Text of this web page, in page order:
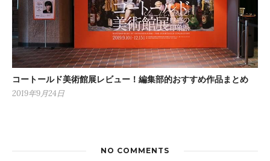
コートールド美術館展レビュー！編集部的おすすめ作品まとめ
2019年9月24日
NO COMMENTS